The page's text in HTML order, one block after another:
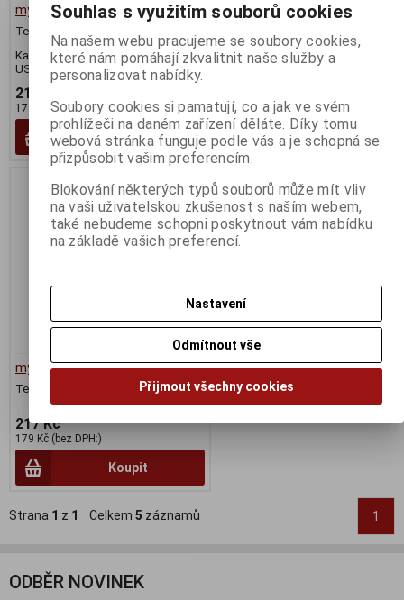
myš Logitech B100 bílá
Termín dodání (dny):
Kancelářská,Optická,800DPI,Drátová
USB, Bílá
211 Kč
174 Kč (bez DPH:)
Koupit
myš Logitech M500s
760 Kč (bez DPH:)
Koupit
myš Logitech M90
Termín dodání (dny):
217 Kč
179 Kč (bez DPH:)
Koupit
Strana 1 z 1 Celkem 5 záznamů 1
ODBĚR NOVINEK
Souhlas s využitím souborů cookies
Na našem webu pracujeme se soubory cookies,
které nám pomáhají zkvalitnit naše služby a
personalizovat nabídky.
Soubory cookies si pamatují, co a jak ve svém
prohlížeči na daném zařízení děláte. Díky tomu
webová stránka funguje podle vás a je schopná se
přizpůsobit vašim preferencím.
Blokování některých typů souborů může mít vliv
na vaši uživatelskou zkušenost s naším webem,
také nebudeme schopni poskytnout vám nabídku
na základě vašich preferencí.
Nastavení
Odmítnout vše
Přijmout všechny cookies